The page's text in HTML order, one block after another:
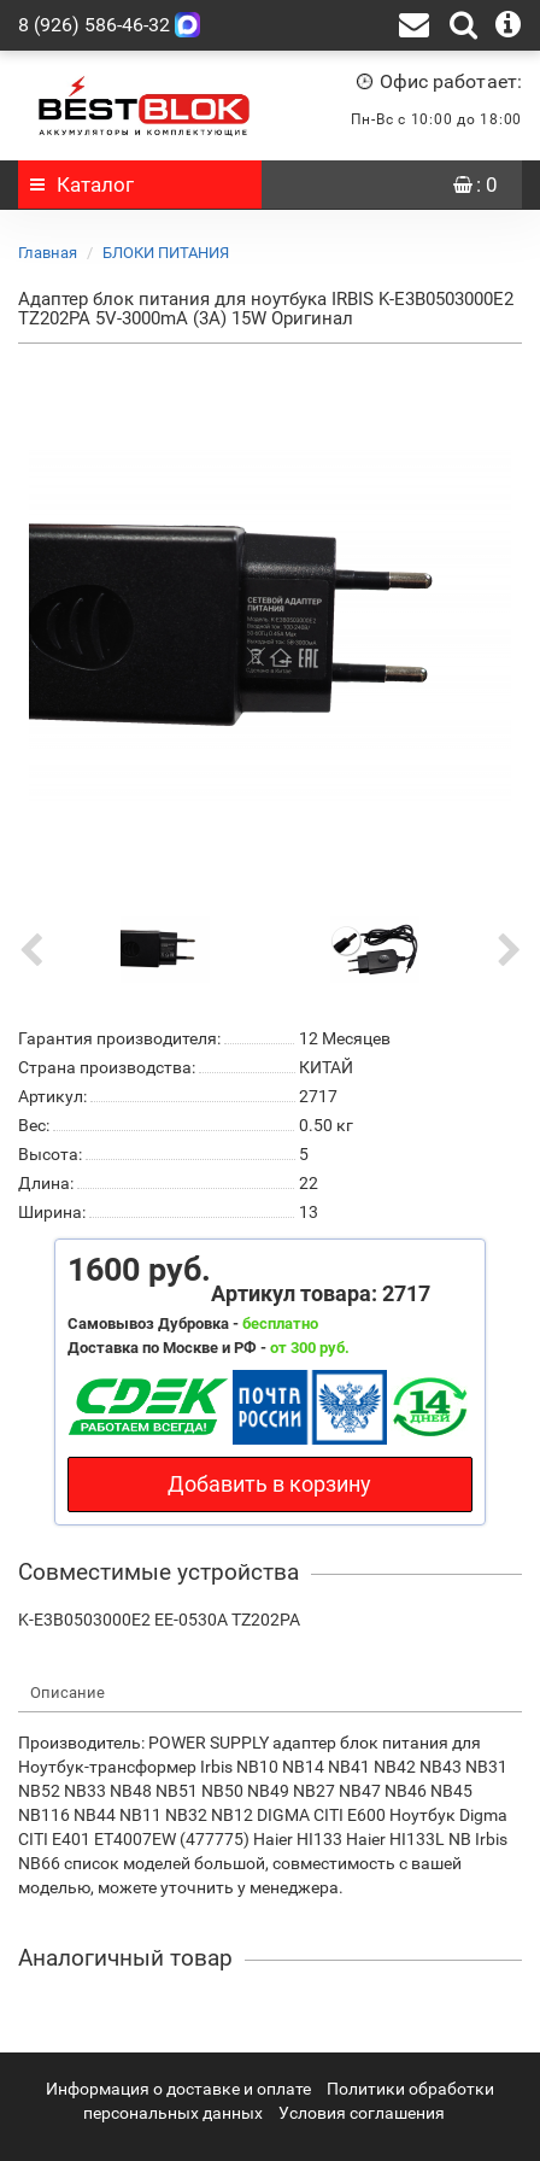
8 (926) 586-46-32
Офис работает:
Пн-Вс с 10:00 до 18:00
Каталог : 0
Главная БЛОКИ ПИТАНИЯ
Адаптер блок питания для ноутбука IRBIS K-E3B0503000E2
TZ202PA 5V-3000mA (3A) 15W Оригинал
Гарантия производителя:
12 Месяцев
Страна производства:
КИТАЙ
Артикул:
2717
Вес:
0.50 кг
Высота:
5
Длина:
22
Ширина:
13
1600 руб.
Артикул товара: 2717
Самовывоз Дубровка - бесплатно
Доставка по Москве и РФ - от 300 руб.
Добавить в корзину
Совместимые устройства
K-E3B0503000E2 EE-0530A TZ202PA
Описание
Производитель: POWER SUPPLY адаптер блок питания для
Ноутбук-трансформер Irbis NB10 NB14 NB41 NB42 NB43 NB31
NB52 NB33 NB48 NB51 NB50 NB49 NB27 NB47 NB46 NB45
NB116 NB44 NB11 NB32 NB12 DIGMA CITI E600 Ноутбук Digma
CITI E401 ET4007EW (477775) Haier HI133 Haier HI133L NB Irbis
NB66 список моделей большой, совместимость с вашей
моделью, можете уточнить у менеджера.
Аналогичный товар
Информация о доставке и оплате
Политики обработки
персональных данных
Условия соглашения